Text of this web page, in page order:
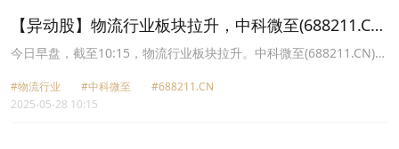
【异动股】物流行业板块拉升，中科微至(688211.CN)
涨13.4%
今日早盘，截至10:15，物流行业板块拉升。中科微至(688211.CN)涨
份(603056.CN)涨9.98%报17.19元，申通快递(002468.CN)涨6.38%
报11.0元，华光源海(872351.CN)涨6.19%报32.92元，圆通速递
#物流行业 #中科微至
#688211.CN
2025-05-28 10:15